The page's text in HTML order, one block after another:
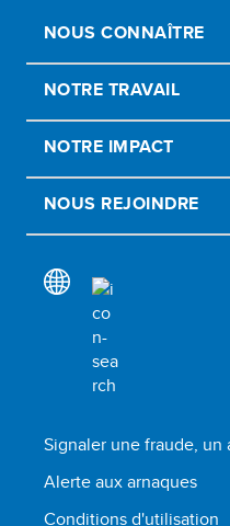
NOUS CONNAÎTRE
NOTRE TRAVAIL
NOTRE IMPACT
NOUS REJOINDRE
Signaler une fraude,
Alerte aux arnaques
Conditions d'utilisation